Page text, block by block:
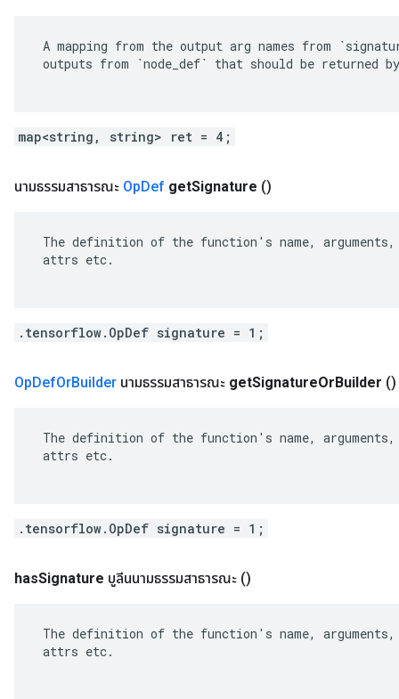
A mapping from the output arg names from
outputs from `node_def` that should be returned
map<string, string> ret = 4;
นามธรรมสาธารณะ OpDef getSignature ()
The definition of the function's name,
attrs etc.
.tensorflow.OpDef signature = 1;
OpDefOrBuilder นามธรรมสาธารณะ getSignatureOrBuilder ()
The definition of the function's name,
attrs etc.
.tensorflow.OpDef signature = 1;
hasSignature บูลีนนามธรรมสาธารณะ ()
The definition of the function's name,
attrs etc.